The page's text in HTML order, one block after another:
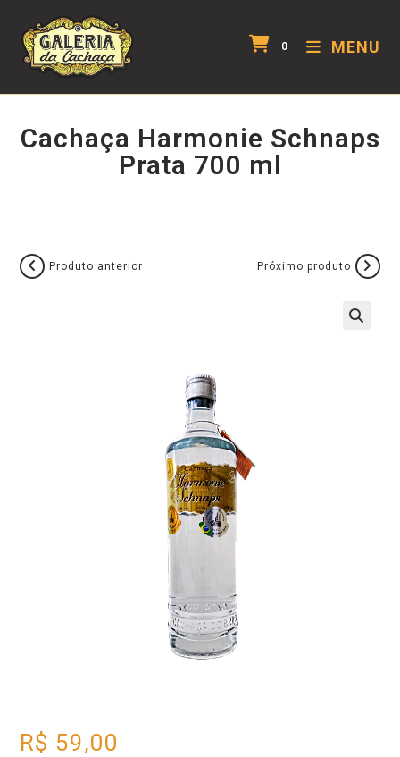
0 MENU
Cachaça Harmonie Schnaps
Prata 700 ml
Produto anterior Próximo produto
R$ 59,00